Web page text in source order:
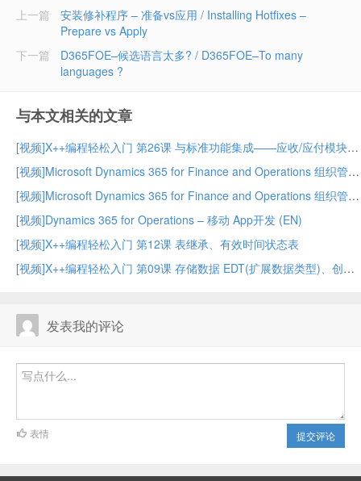
上一篇
安装修补程序 – 准备vs应用 / Installing Hotfixes –
Prepare vs Apply
D365FOE–候选语言太多? / D365FOE–To many
languages ?
下一篇
与本文相关的文章
[视频]X++编程轻松入门 第26课 与标准功能集成——应收/应付模块
[视频]Microsoft Dynamics 365 for Finance and Operations 组织管理 – 中
[视频]Microsoft Dynamics 365 for Finance and Operations 组织管理 – 上
[视频]Dynamics 365 for Operations – 移动 App开发 (EN)
[视频]X++编程轻松入门 第12课 表继承、有效时间状态表
[视频]X++编程轻松入门 第09课 存储数据 EDT(扩展数据类型)、创建表
发表我的评论
提交评论
表情